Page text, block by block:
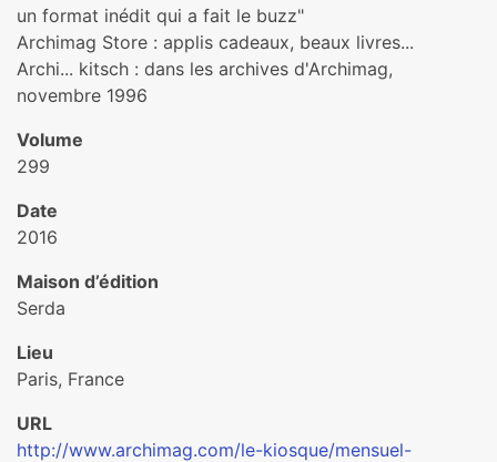
un format inédit qui a fait le buzz"
Archimag Store : applis cadeaux, beaux livres...
Archi... kitsch : dans les archives d'Archimag,
novembre 1996
Volume
299
Date
2016
Maison d’édition
Serda
Lieu
Paris, France
URL
http://www.archimag.com/le-kiosque/mensuel-